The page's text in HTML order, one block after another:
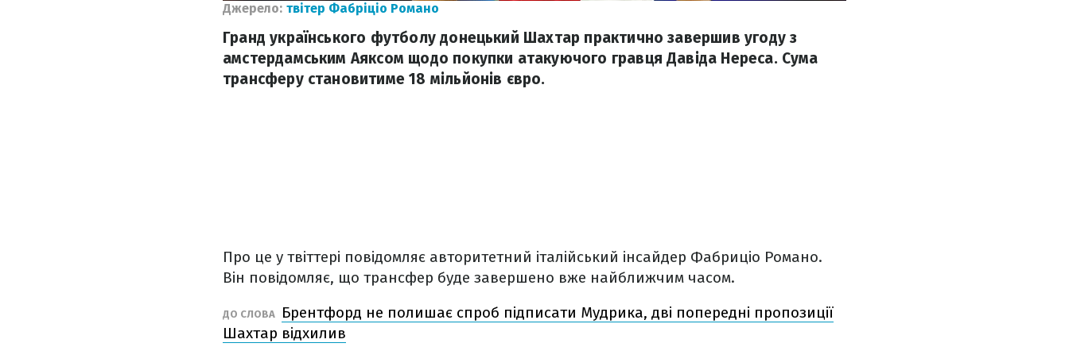
Джерело: твітер Фабріціо Романо
Гранд українського футболу донецький Шахтар практично завершив угоду з
амстердамським Аяксом щодо покупки атакуючого гравця Давіда Нереса. Сума
трансферу становитиме 18 мільйонів євро.
Про це у твіттері повідомляє авторитетний італійський інсайдер Фабриціо Романо.
Він повідомляє, що трансфер буде завершено вже найближчим часом.
ДО СЛОВА
Брентфорд не полишає спроб підписати Мудрика, дві попередні пропозиції
Шахтар відхилив